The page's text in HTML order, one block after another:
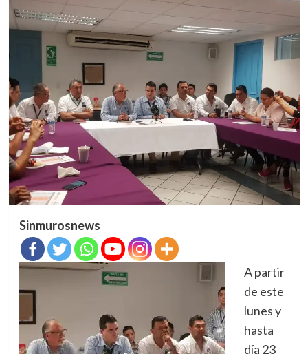
Sinmurosnews
A partir
de este
lunes y
hasta
día 23